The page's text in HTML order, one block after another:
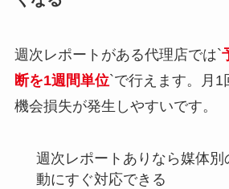
週次レポートがある代理店では`
断を1週間単位`で行えます。月1
機会損失が発生しやすいです。
週次レポートありなら媒体
動にすぐ対応できる